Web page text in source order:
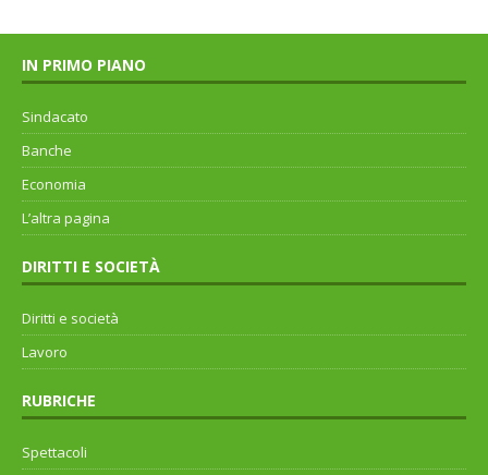
IN PRIMO PIANO
Sindacato
Banche
Economia
L’altra pagina
DIRITTI E SOCIETÀ
Diritti e società
Lavoro
RUBRICHE
Spettacoli